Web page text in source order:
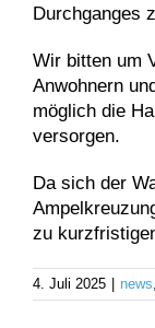
Durchganges
Wir bitten um
Anwohnern
möglich die
versorgen.
Da sich der
zu
4. Juli 2025 news,